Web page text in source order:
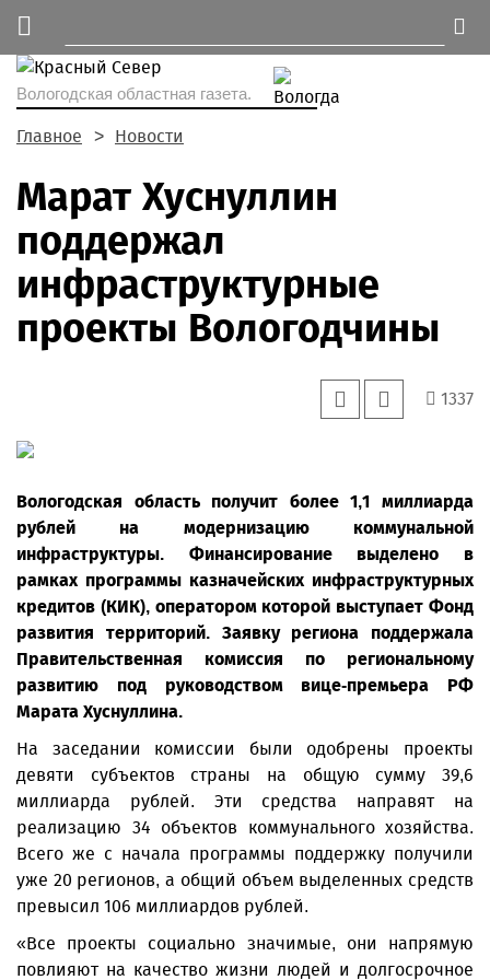
Вологодская областная газета.
Главное Новости
Марат Хуснуллин
поддержал
инфраструктурные
проекты Вологодчины
1337
Вологодская область получит более 1,1 миллиарда
рублей на модернизацию коммунальной
инфраструктуры. Финансирование выделено в
рамках программы казначейских инфраструктурных
кредитов (КИК), оператором которой выступает Фонд
развития территорий. Заявку региона поддержала
Правительственная комиссия по региональному
развитию под руководством вице-премьера РФ
Марата Хуснуллина.
На заседании комиссии были одобрены проекты
девяти субъектов страны на общую сумму 39,6
миллиарда рублей. Эти средства направят на
реализацию 34 объектов коммунального хозяйства.
Всего же с начала программы поддержку получили
уже 20 регионов, а общий объем выделенных средств
превысил 106 миллиардов рублей.
«Все проекты социально значимые, они напрямую
повлияют на качество жизни людей и долгосрочное